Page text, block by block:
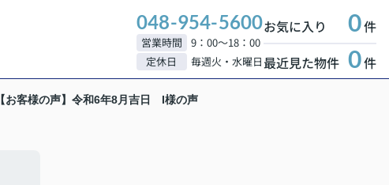
048-954-5600
営業時間
9：00～18：00
定休日
毎週火・水曜日
お気に入り 0件
最近見た物件 0件
【お客様の声】令和6年8月吉日 I様の声